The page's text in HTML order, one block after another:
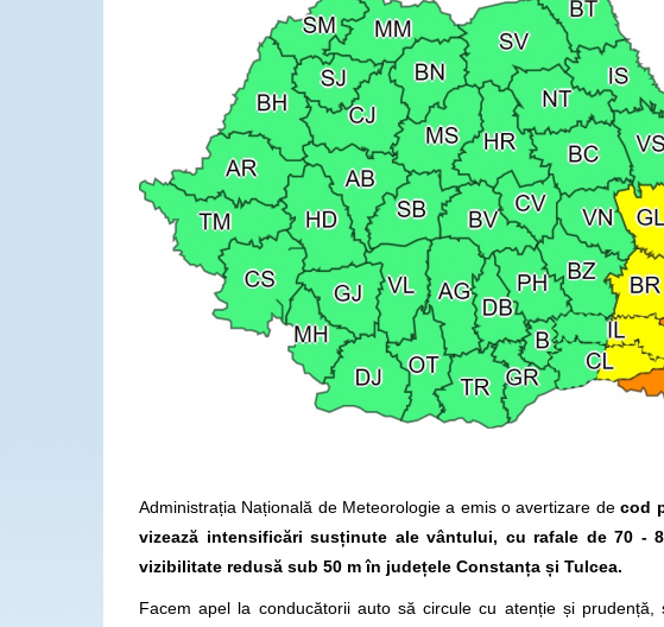
Administrația Națională de Meteorologie a emis o avertizare decod
vizează intensificări susținute ale vântului, cu rafale de 70 -
vizibilitate redusă sub 50 m în județele Constanța și Tulcea.
Facem apel la conducătorii auto să circule cu atenție și